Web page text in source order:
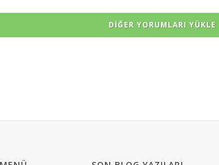
DIĞER YORUMLARI